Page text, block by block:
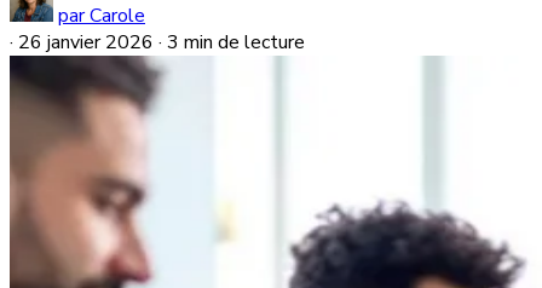
par Carole
· 26 janvier 2026 · 3 min de lecture